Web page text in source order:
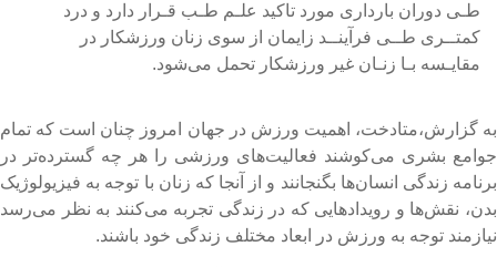
طـی دوران بارداری مورد تاکید علـم طـب قـرار دارد و درد
کمتــری طــی فرآینــد زایمان از سوی زنان ورزشکار در
مقایـسه بـا زنـان غیر ورزشکار تحمل می‌شود.
گزارش،متادخت، اهمیت ورزش در جهان امروز چنان است که تمام
بشری می‌کوشند فعالیت‌های ورزشی را هر چه گسترده‌تر در
زندگی انسان‌ها بگنجانند و از آنجا که زنان با توجه به فیزیولوژیک
نقش‌ها و رویدادهایی که در زندگی تجربه می‌کنند به نظر می‌رسد
توجه به ورزش در ابعاد مختلف زندگی خود باشند.